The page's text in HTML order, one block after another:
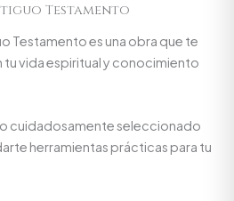
Testamento
Testamento es una obra que te
tu vida espiritual y conocimiento
cuidadosamente seleccionado
herramientas prácticas para tu